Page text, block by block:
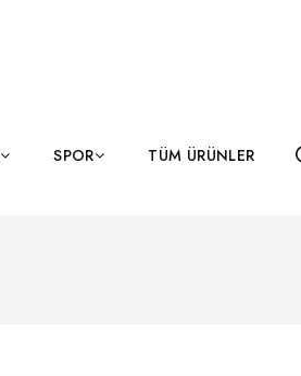
SPOR TÜM ÜRÜNLER